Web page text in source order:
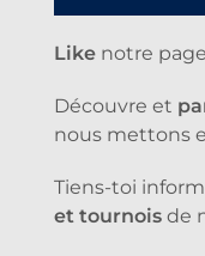
Like notre
Découvre et
nous mettons
Tiens-toi
et tournois de